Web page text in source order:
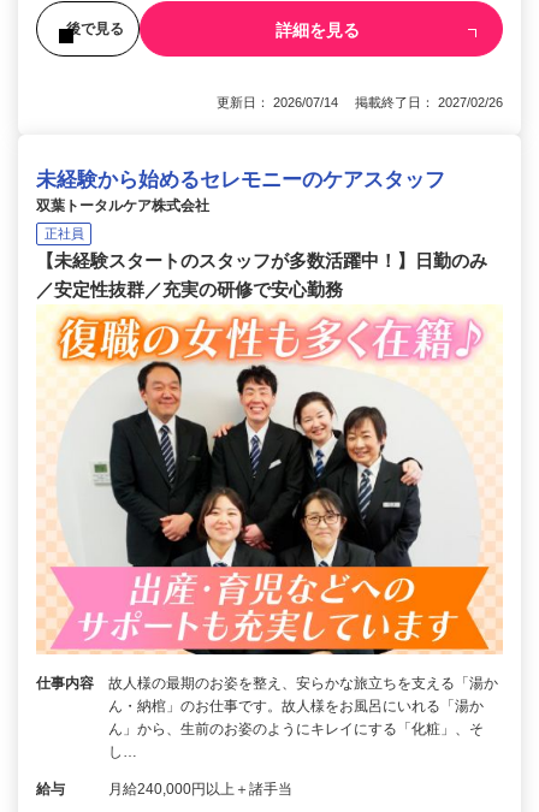
後で見る 詳細を見る
更新日： 2026/07/14 掲載終了日： 2027/02/26
未経験から始めるセレモニーのケアスタッフ
双葉トータルケア株式会社
正社員
【未経験スタートのスタッフが多数活躍中！】日勤のみ
／安定性抜群／充実の研修で安心勤務
仕事内容
故人様の最期のお姿を整え、安らかな旅立ちを支える「湯か
ん・納棺」のお仕事です。故人様をお風呂にいれる「湯か
ん」から、生前のお姿のようにキレイにする「化粧」、そ
し…
給与 月給240,000円以上＋諸手当